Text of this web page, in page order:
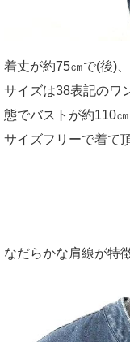
着丈が約75㎝で(後)
サイズは38表記のワ
態でバストが約110㎝
サイズフリーで着て
なだらかな肩線が特